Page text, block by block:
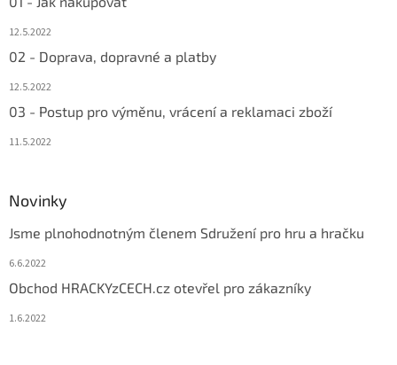
12.5.2022
02 - Doprava, dopravné a platby
12.5.2022
03 - Postup pro výměnu, vrácení a reklamaci zboží
11.5.2022
Novinky
Jsme plnohodnotným členem Sdružení pro hru a hračku
6.6.2022
Obchod HRACKYzCECH.cz otevřel pro zákazníky
1.6.2022